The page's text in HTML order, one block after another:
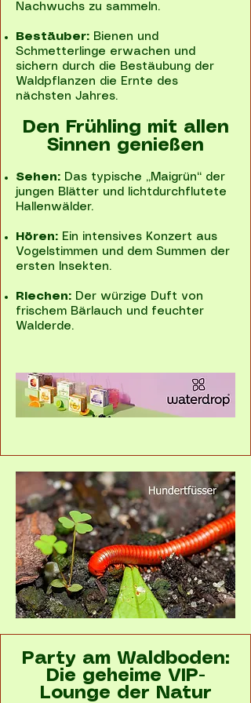
Nachwuchs zu sammeln.
Bestäuber: Bienen und
Schmetterlinge erwachen und
sichern durch die Bestäubung der
Waldpflanzen die Ernte des
nächsten Jahres.
Den Frühling mit allen
Sinnen genießen
Sehen: Das typische „Maigrün“ der
jungen Blätter und lichtdurchflutete
Hallenwälder.
Hören: Ein intensives Konzert aus
Vogelstimmen und dem Summen der
ersten Insekten.
Riechen: Der würzige Duft von
frischem Bärlauch und feuchter
Walderde.
Party am Waldboden:
Die geheime VIP-
Lounge der Natur